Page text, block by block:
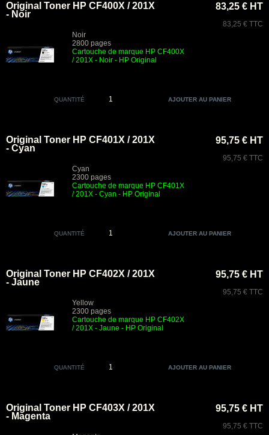
Original Toner HP CF400X / 201X
- Noir
Noir
2800 pages
Cartouche de marque HP CF400X
/ 201X - Noir - HP Original
83,25 € HT
83,25 € TTC
QUANTITÉ
Original Toner HP CF401X / 201X
- Cyan
Cyan
2300 pages
Cartouche de marque HP CF401X
/ 201X - Cyan - HP Original
95,75 € HT
95,75 € TTC
QUANTITÉ
Original Toner HP CF402X / 201X
- Jaune
Yellow
2300 pages
Cartouche de marque HP CF402X
/ 201X - Jaune - HP Original
95,75 € HT
95,75 € TTC
QUANTITÉ
Original Toner HP CF403X / 201X
- Magenta
95,75 € HT
95,75 € TTC